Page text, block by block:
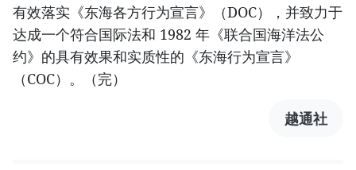
有效落实《东海各方行为宣言》（DOC），并致力于
达成一个符合国际法和 1982 年《联合国海洋法公
约》的具有效果和实质性的《东海行为宣言》
（COC）。（完）
越通社